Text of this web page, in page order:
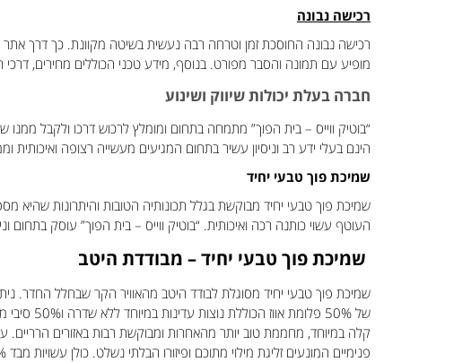
רכישה נבונה
רכישה נבונה החוסכת זמן וטרחה רבה נעשית בשיטה מקוונת. כך דרך
מופיע עם תמונה והסבר מפורט. בנוסף, מידע טכני הכוללים מחירים, דרכי
חברה בעלת יכולות שיווק ושינוע
“בוטיק ווייס – בית הפוך” מתמחה בתחום ומומלץ לרכוש דרכו ולקבל ממנו
הינם בעלי ידע רב וניסיון עשיר בתחום המגיעים מעשייה רצופה
שמיכת פוך טבעי יחיד
שמיכת פוך טבעי יחיד מבוקשת בגלל תכונותיה הטובות והיתרונות שהיא
העוטף עשוי כותנה רכה ואיכותית. “בוטיק ווייס – בית הפוך” עוסק בתחום
שמיכת פוך טבעי יחיד – מבודדת היטב
שמיכת פוך טבעי יחיד מסוגלת לבודד היטב מהאוויר הקר שבחלל החדר.
של 50%
קלה במיוחד, מחממת טוב יותר מהאחרות ומבוקשת רבות באזורים הרריים.
פנימיים המונעים זליגת מילוי מתוכם ופיזורו הבלתי נשלט. כולן עשויות מבד 100% כותנה קל ונעים למגע. הוא אינו גורם להזעת העור. העובדה הזאת חשובה בעת שינה עמוקה וארוכה.